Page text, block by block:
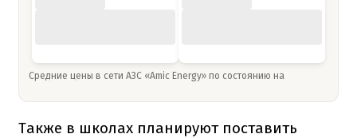
Средние цены в сети АЗС «Amic Energy» по состоянию на
Также в школах планируют поставить